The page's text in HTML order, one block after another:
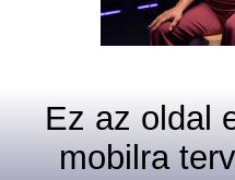
Ez az oldal
mobilra